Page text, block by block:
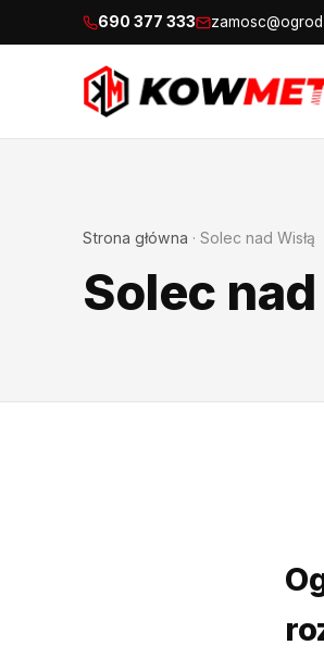
690 377 333
Strona główna · Solec nad Wisłą
Solec nad